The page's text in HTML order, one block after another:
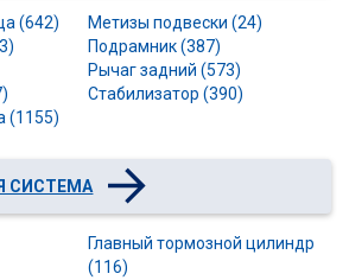
(642)
Метизы подвески (24)
Подрамник (387)
Рычаг задний (573)
Стабилизатор (390)
(1155)
СИСТЕМА
Главный тормозной цилиндр
(116)